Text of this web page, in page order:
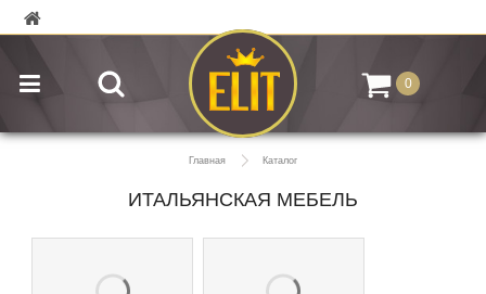
0
Главная Каталог
ИТАЛЬЯНСКАЯ МЕБЕЛЬ